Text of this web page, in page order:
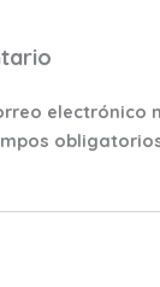
electrónico